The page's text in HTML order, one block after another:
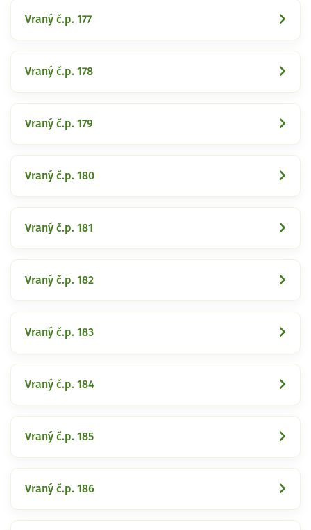
Vraný č.p. 177
Vraný č.p. 178
Vraný č.p. 179
Vraný č.p. 180
Vraný č.p. 181
Vraný č.p. 182
Vraný č.p. 183
Vraný č.p. 184
Vraný č.p. 185
Vraný č.p. 186